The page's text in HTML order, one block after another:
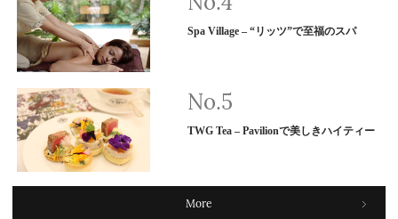
Spa Village – “リッツ”で至福のスパ
TWG Tea – Pavilionで美しきハイティー
More